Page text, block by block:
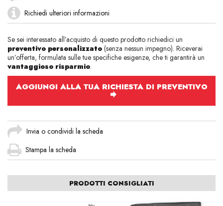
Richiedi ulteriori informazioni
Se sei interessato all’acquisto di questo prodotto richiedici un
preventivo personalizzato (senza nessun impegno). Riceverai
un’offerta, formulata sulle tue specifiche esigenze, che ti garantirà un
vantaggioso risparmio.
AGGIUNGI ALLA TUA RICHIESTA DI PREVENTIVO
Invia o condividi la scheda
Stampa la scheda
PRODOTTI CONSIGLIATI